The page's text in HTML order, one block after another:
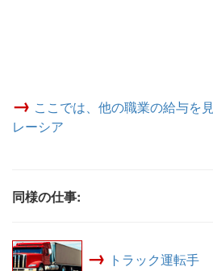
→ ここでは、他の職業の給与を
レーシア
同様の仕事:
→ トラック運転手